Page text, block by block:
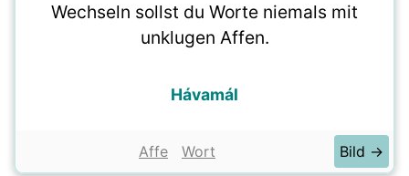
Wechseln sollst du Worte niemals mit
unklugen Affen.
Hávamál
Affe Wort Bild →